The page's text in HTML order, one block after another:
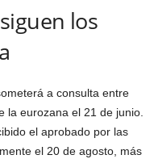
los
a consulta entre
la eurozana el 21 de junio.
el aprobado por las
el 20 de agosto, más